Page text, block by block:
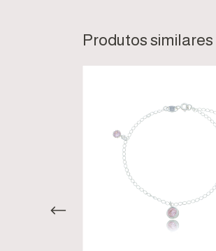
Produtos similares